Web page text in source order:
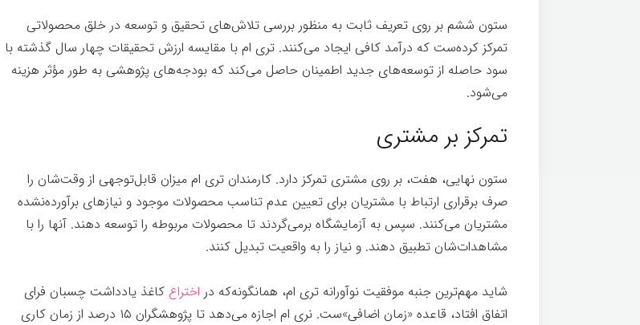
ستون ششم بر روی تعریف ثابت به منظور بررسی تلاش‌های تحقيق و توسعه در خلق محصولاتی
تمرکز کرده‌ست که درآمد کافی ایجاد می‌کنند. تری ام با مقایسه ارزش تحقیقات چهار سال گذشته با
سود حاصله از توسعه‌های جدید اطمینان حاصل می‌کند که بودجه‌های پژوهشی به طور مؤثر هزينه
می‌شود.
تمرکز بر مشتری
ستون نهایی، هفت، بر روی مشتری تمرکز دارد. کارمندان تری ام ميزان قابل‌توجهی از وقت‌شان را
صرف برقراری ارتباط با مشتریان برای تعیین عدم تناسب محصولات موجود و نیازهای برآورده‌نشده
مشتریان می‌کنند. سپس به آزمایشگاه برمی‌گردند تا محصولات مربوطه را توسعه دهند. آنها را با
مشاهدات‌شان تطبيق دهند. و نیاز را به واقعیت تبديل كنند.
شاید مهم‌ترین جنبه موفقیت نوآورانه تری ام، همانگونه‌كه در اختراع کاغذ یادداشت چسبان فرای
اتفاق افتاد، قاعده «زمان اضافی»ست. نری ام اجازه می‌دهد تا پژوهشگران ۱۵ درصد از زمان کاری